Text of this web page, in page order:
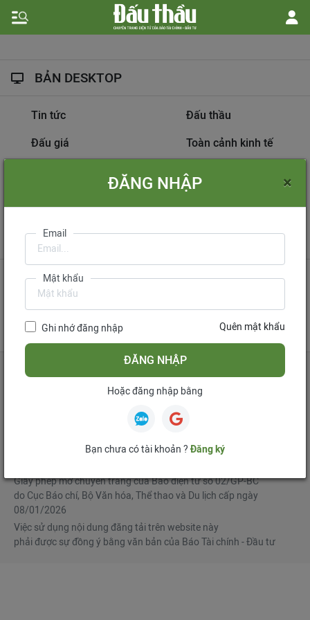
BẢN DESKTOP
Tin tức Đấu thầu
Đấu giá Toàn cảnh kinh tế
Dự án đầu tư
Information on
International Tendering
Gửi phản hồi
Liên hệ quảng cáo
Liên hệ đặt báo
tử
Mua bản tin điện tử
Đăng ký diễn đàn
Ngô Chí Tùng Lê Trọng Minh
Giấy phép mở chuyên trang của Báo điện tử số 02/GP-BC
do Cục Báo chí, Bộ Văn hóa, Thể thao và Du lịch cấp ngày
08/01/2026
Việc sử dụng nội dung đăng tải trên website này
phải được sự đồng ý bằng văn bản của Báo Tài chính - Đầu tư
ĐĂNG NHẬP ×
Email
Mật khẩu
Ghi nhớ đăng nhập Quên mật khẩu
ĐĂNG NHẬP
Hoặc đăng nhập bằng
Bạn chưa có tài khoản ?Đăng ký